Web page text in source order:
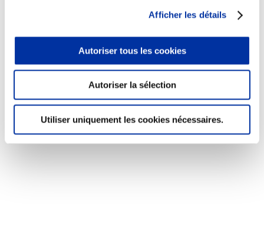
Afficher les détails
Autoriser tous les cookies
Autoriser la sélection
Utiliser uniquement les cookies nécessaires.
Valorisation de l’herbe
Autonomie des élevages
Qualité air, eau, sols
Economie de ressources
Bien-être, Protection et Santé des animaux